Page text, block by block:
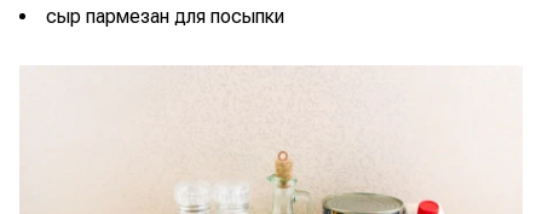
сыр пармезан для посыпки